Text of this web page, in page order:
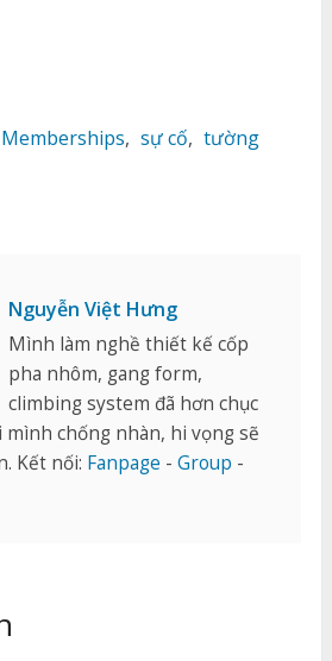
Memberships, sự cố, tường
Nguyễn Việt Hưng
Mình làm nghề thiết kế cốp
pha nhôm, gang form,
climbing system đã hơn chục
mình chống nhàn, hi vọng sẽ
Kết nối: Fanpage -Group -